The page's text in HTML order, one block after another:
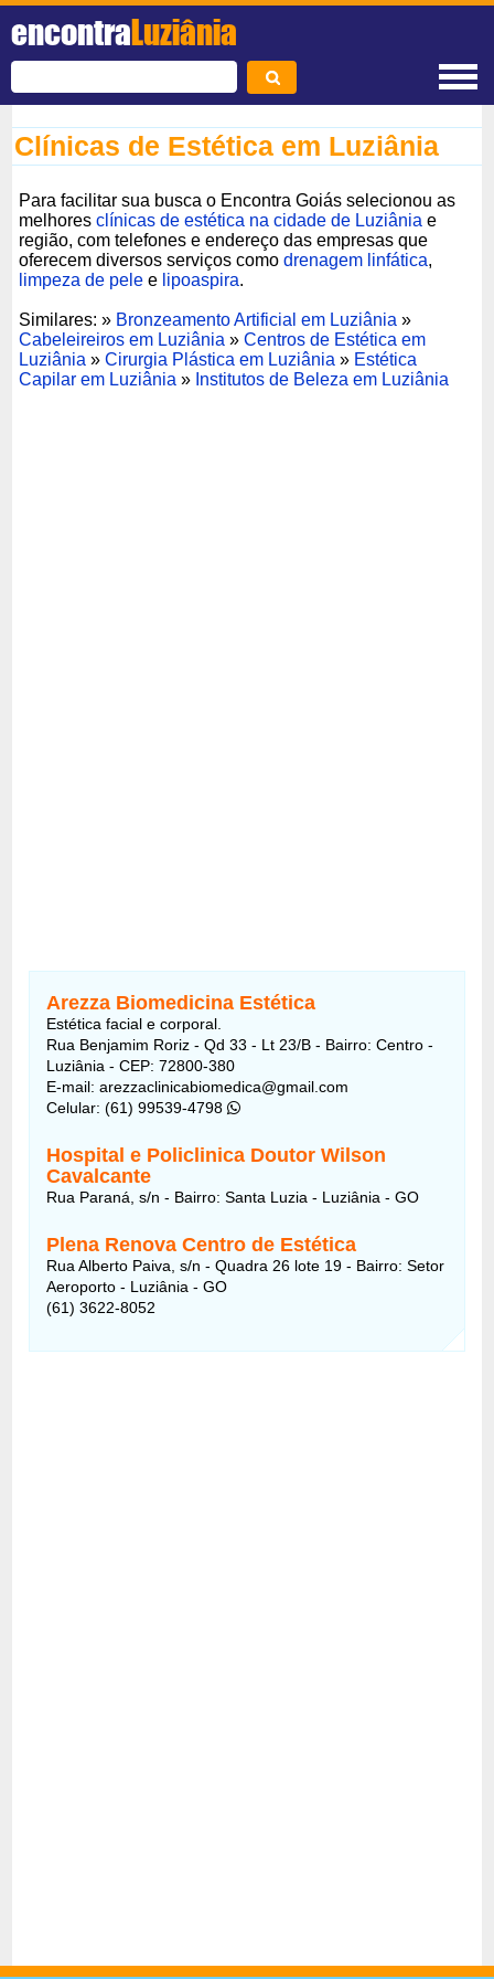
encontraLuziânia
Clínicas de Estética em Luziânia
Para facilitar sua busca o Encontra Goiás selecionou as
melhoresclínicas de estética na cidade de Luziânia e
região, com telefones e endereço das empresas que
oferecem diversos serviços comodrenagem linfática,
limpeza de pele e lipoaspira.
Similares: » Bronzeamento Artificial em Luziânia »
Cabeleireiros em Luziânia »Centros de Estética em
Luziânia »Cirurgia Plástica em Luziânia » Estética
Capilar em Luziânia » Institutos de Beleza em Luziânia
Arezza Biomedicina Estética
Estética facial e corporal.
Rua Benjamim Roriz - Qd 33 - Lt 23/B - Bairro: Centro -
Luziânia - CEP: 72800-380
E-mail: arezzaclinicabiomedica@gmail.com
Celular: (61) 99539-4798
Hospital e Policlinica Doutor Wilson
Cavalcante
Rua Paraná, s/n - Bairro: Santa Luzia - Luziânia - GO
Plena Renova Centro de Estética
Rua Alberto Paiva, s/n - Quadra 26 lote 19 - Bairro: Setor
Aeroporto - Luziânia - GO
(61) 3622-8052